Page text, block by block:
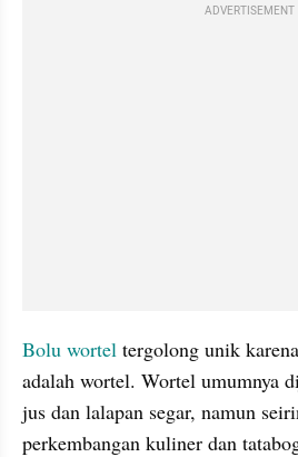
ADVERTISEMENT
Bolu wortel tergolong unik
adalah wortel. Wortel umumnya
jus dan lalapan segar, namun
perkembangan kuliner dan